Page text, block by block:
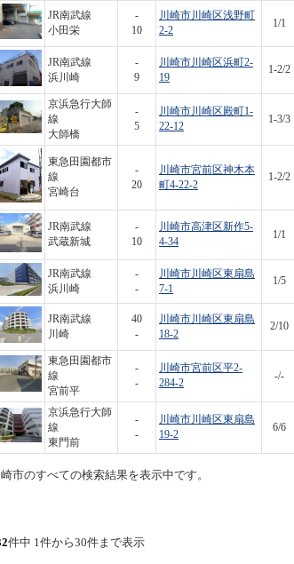
JR南武線
小田栄
-
10
川崎市川崎区浅野町
2-2
1/1
JR南武線
浜川崎
-
9
川崎市川崎区浜町2-
19
1-2/2
京浜急行大師
線
大師橋
-
5
川崎市川崎区殿町1-
22-12
1-3/3
東急田園都市
線
宮崎台
-
20
川崎市宮前区神木本
町4-22-2
1-2/2
JR南武線
武蔵新城
-
10
川崎市高津区新作5-
4-34
1/1
JR南武線
浜川崎
-
-
川崎市川崎区東扇島
7-1
1/5
JR南武線
川崎
40
-
川崎市川崎区東扇島
18-2
2/10
東急田園都市
線
宮前平
-
-
川崎市宮前区平2-
284-2
-/-
京浜急行大師
線
東門前
-
-
川崎市川崎区東扇島
19-2
6/6
崎市のすべての検索結果を表示中です。
件中 1件から30件まで表示